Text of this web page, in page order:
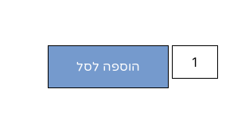
הוספה לסל